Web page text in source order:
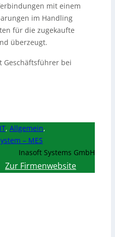
mit einem
im Handling
für die zugekaufte
überzeugt.
Geschäftsführer bei
, Allgemein,
– MES
Inasoft Systems GmbH
Zur Firmenwebsite